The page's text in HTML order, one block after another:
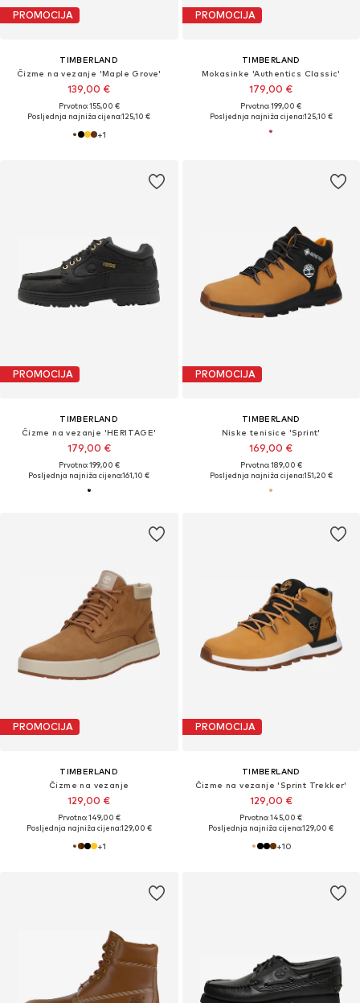
PROMOCIJA
TIMBERLAND
Čizme na vezanje 'Maple Grove'
139,00 €
Prvotno: 155,00 €
Posljednja najniža cijena:125,10 €
+1
PROMOCIJA
TIMBERLAND
Mokasinke 'Authentics Classic'
179,00 €
Prvotno: 199,00 €
Posljednja najniža cijena:125,10 €
PROMOCIJA
TIMBERLAND
Čizme na vezanje 'HERITAGE'
179,00 €
Prvotno: 199,00 €
Posljednja najniža cijena:161,10 €
PROMOCIJA
TIMBERLAND
Niske tenisice 'Sprint'
169,00 €
Prvotno: 189,00 €
Posljednja najniža cijena:151,20 €
PROMOCIJA
TIMBERLAND
Čizme na vezanje
129,00 €
Prvotno: 149,00 €
Posljednja najniža cijena:129,00 €
+1
PROMOCIJA
TIMBERLAND
Čizme na vezanje 'Sprint Trekker'
129,00 €
Prvotno: 145,00 €
Posljednja najniža cijena:129,00 €
+10